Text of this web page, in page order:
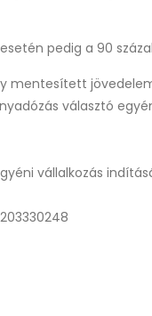
pedig a 90
mentesített
választó
vállalkozás